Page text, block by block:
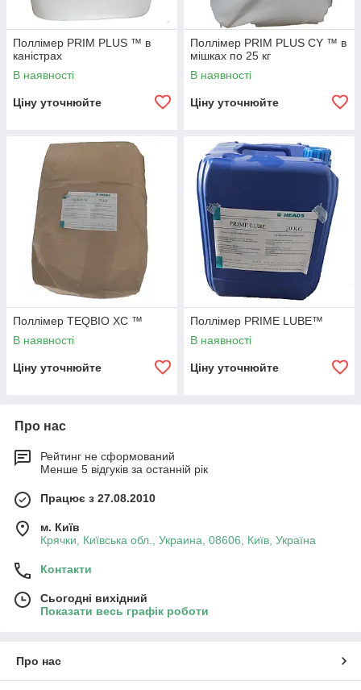
Поллімер PRIM PLUS ™ в
каністрах
В наявності
Ціну уточнюйте
Поллімер PRIM PLUS CY ™ в
мішках по 25 кг
В наявності
Ціну уточнюйте
Поллімер TEQBIO XC ™
В наявності
Ціну уточнюйте
Поллімер PRIME LUBE™
В наявності
Ціну уточнюйте
Про нас
Рейтинг не сформований
Менше 5 відгуків за останній рік
Працює з 27.08.2010
м. Київ
Крячки, Київська обл., Украина, 08606, Київ, Україна
Контакти
Сьогодні вихідний
Показати весь графік роботи
Про нас